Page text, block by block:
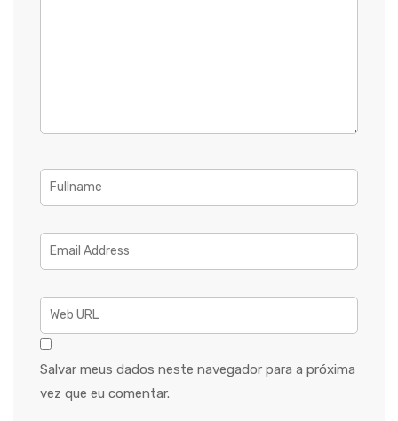
Salvar meus dados neste navegador para a próxima
vez que eu comentar.